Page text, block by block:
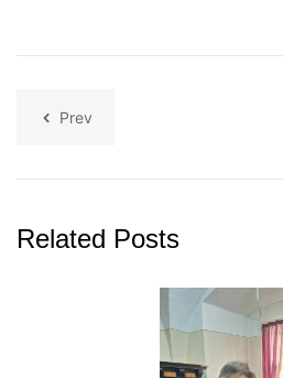
Prev
Related Posts